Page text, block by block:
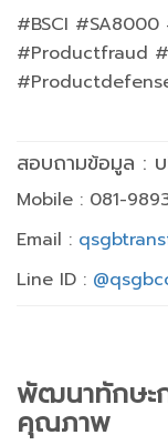
#BSCI
#Productfraud
สอบถามข้อมูล :
Mobile : 081-
Email :
Line ID :
พัฒนาทักษะ
คุณภาพ